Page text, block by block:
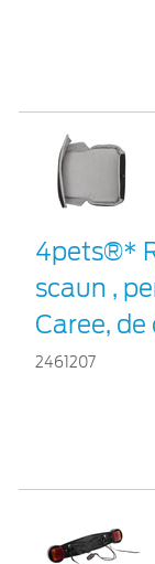
4pets®*
scaun ,
Caree,
2461207